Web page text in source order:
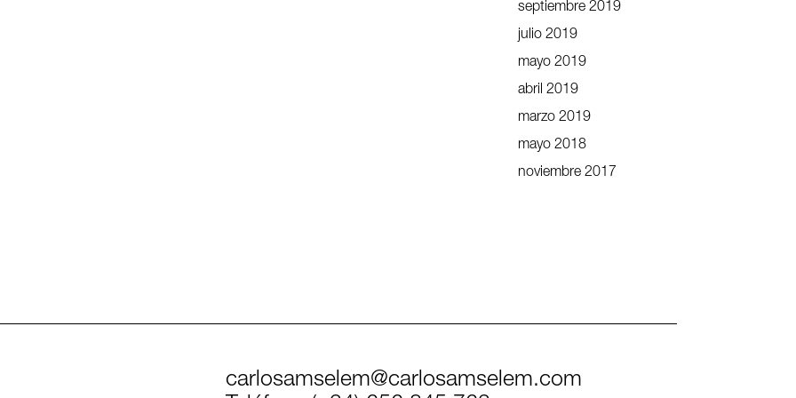
septiembre 2019
julio 2019
mayo 2019
abril 2019
marzo 2019
mayo 2018
noviembre 2017
carlosamselem@carlosamselem.com